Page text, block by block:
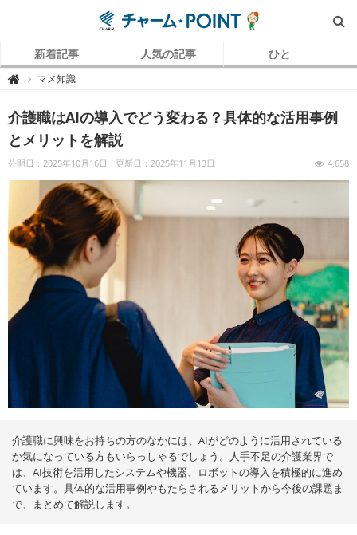
新着記事 人気の記事 ひと
 チ
P
O
I
N
（
ャ
イ
ン
ト
）
｜
働
く
デ
マメ知識
介護職はAIの導入でどう変わる？具体的な活用事例
とメリットを解説
公開日：2025年10月16日 更新日：2025年11月13日 4,658
介護職に興味をお持ちの方のなかには、AIがどのように活用されている
か気になっている方もいらっしゃるでしょう。人手不足の介護業界で
は、AI技術を活用したシステムや機器、ロボットの導入を積極的に進め
ています。具体的な活用事例やもたらされるメリットから今後の課題ま
で、まとめて解説します。